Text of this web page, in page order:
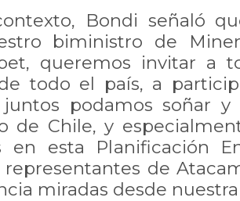
Bondi señaló
biministro de
queremos invitar a
todo el país, a
podamos soñar
de Chile, y
en esta Planificación
representantes de
miradas desde